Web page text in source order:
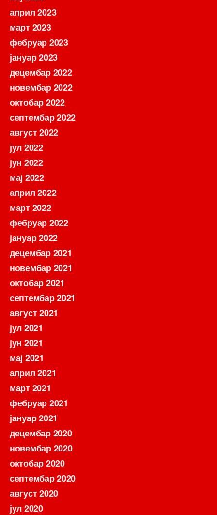
април 2023
март 2023
фебруар 2023
јануар 2023
децембар 2022
новембар 2022
октобар 2022
септембар 2022
август 2022
јул 2022
јун 2022
мај 2022
април 2022
март 2022
фебруар 2022
јануар 2022
децембар 2021
новембар 2021
октобар 2021
септембар 2021
август 2021
јул 2021
јун 2021
мај 2021
април 2021
март 2021
фебруар 2021
јануар 2021
децембар 2020
новембар 2020
октобар 2020
септембар 2020
август 2020
јул 2020